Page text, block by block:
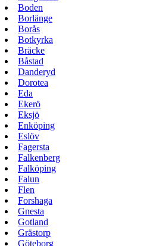
Boden
Borlänge
Borås
Botkyrka
Bräcke
Båstad
Danderyd
Dorotea
Eda
Ekerö
Eksjö
Enköping
Eslöv
Fagersta
Falkenberg
Falköping
Falun
Flen
Forshaga
Gnesta
Gotland
Grästorp
Göteborg